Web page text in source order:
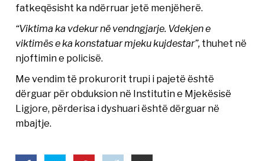
fatkeqësisht ka ndërruar jetë menjëherë.
“Viktima ka vdekur në vendngjarje. Vdekjen e
viktimës e ka konstatuar mjeku kujdestar”, thuhet në
njoftimin e policisë.
Me vendim të prokurorit trupi i pajetë është
dërguar për obduksion në Institutin e Mjekësisë
Ligjore, përderisa i dyshuari është dërguar në
mbajtje.